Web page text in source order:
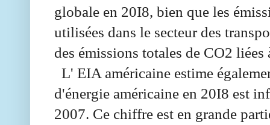
globale en 20I8, bien que les
utilisées dans le secteur des
des émissions totales de CO2 liées
L' EIA américaine estime
d'énergie américaine en 20I8 est
2007. Ce chiffre est en grande